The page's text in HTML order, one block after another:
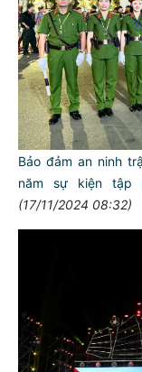
Bảo đảm an ninh
năm sự kiện tập
(17/11/2024 08:32)